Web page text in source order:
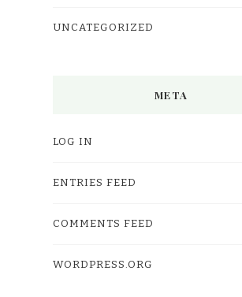
UNCATEGORIZED
META
LOG IN
ENTRIES FEED
COMMENTS FEED
WORDPRESS.ORG